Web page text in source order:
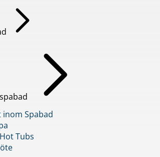
inom Spabad
Tubs